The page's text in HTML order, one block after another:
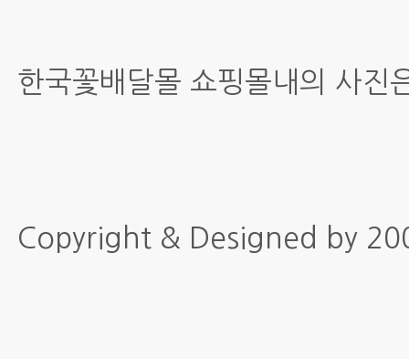
한국꽃배달몰 쇼핑몰내의 사진
Copyright & Designed by